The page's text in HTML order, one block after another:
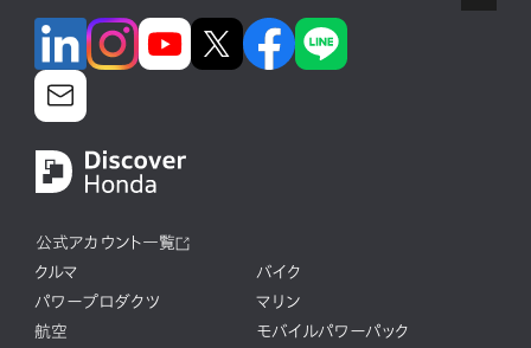
公式アカウント一覧
クルマ
バイク
パワープロダクツ
マリン
航空
モバイルパワーパック